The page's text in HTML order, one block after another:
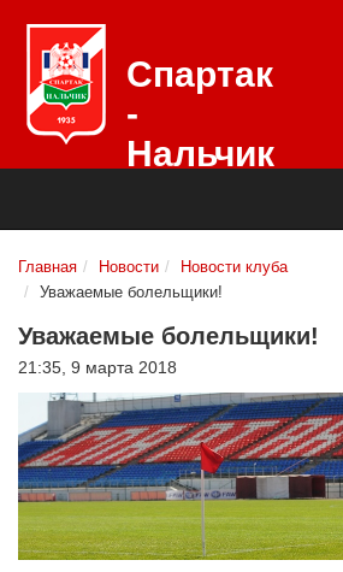
Спартак
-
Нальчик
Главная Новости
Новости клуба
Уважаемые болельщики!
Уважаемые болельщики!
21:35, 9 марта 2018